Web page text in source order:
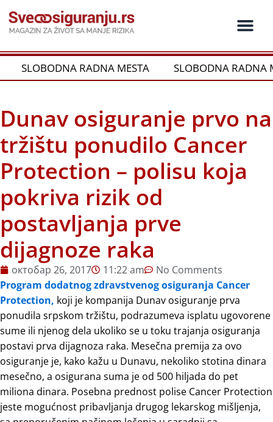
на
садржај
SLOBODNA RADNA MESTA SLOBODNA RADNA
Dunav osiguranje prvo na
tržištu ponudilo Cancer
Protection – polisu koja
pokriva rizik od
postavljanja prve
dijagnoze raka
октобар 26, 2017 11:22 am
No Comments
Program dodatnog zdravstvenog osiguranja Cancer
Protection, koji je kompanija Dunav osiguranje prva
ponudila srpskom tržištu, podrazumeva isplatu ugovorene
sume ili njenog dela ukoliko se u toku trajanja osiguranja
postavi prva dijagnoza raka. Mesečna premija za ovo
osiguranje je, kako kažu u Dunavu, nekoliko stotina dinara
mesečno, a osigurana suma je od 500 hiljada do pet
miliona dinara. Posebna prednost polise Cancer Protection
jeste mogućnost pribavljanja drugog lekarskog mišljenja,